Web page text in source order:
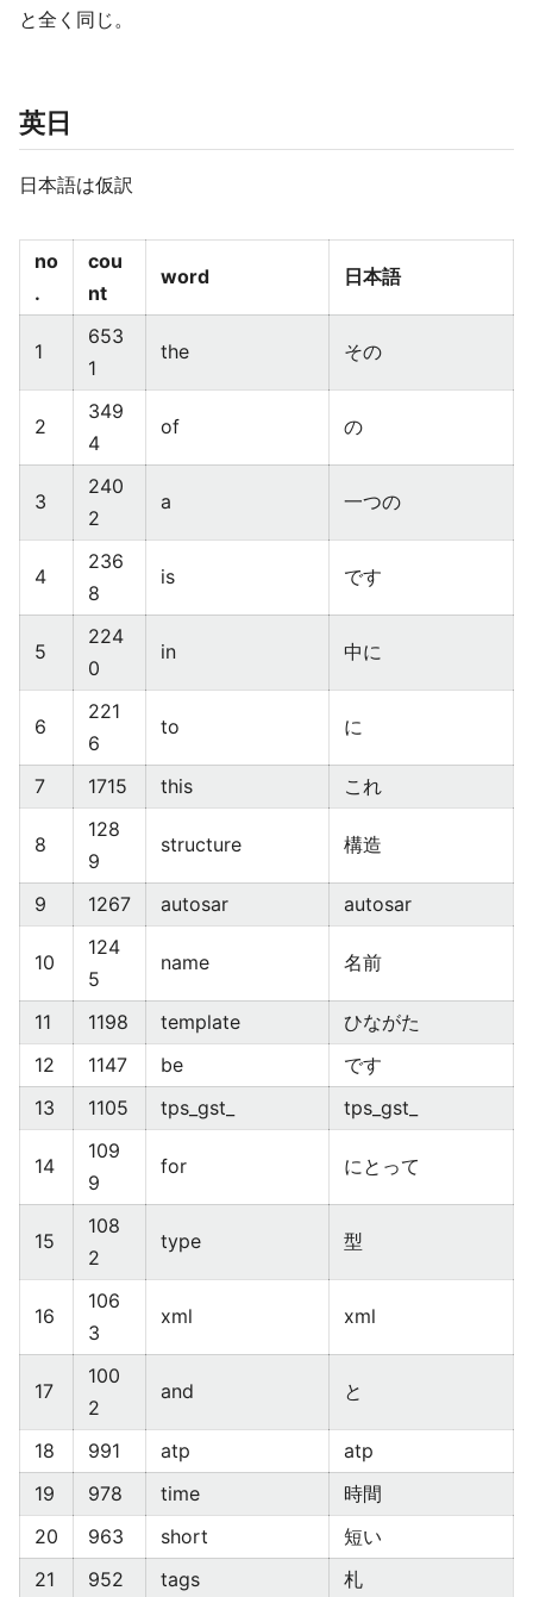
と全く同じ。
英日
日本語は仮訳
no
.
cou
nt
word 日本語
1
653
1
the その
2
349
4
of の
3
240
2
a 一つの
4
236
8
is です
5
224
0
in 中に
6
221
6
to に
7 1715 this これ
8
128
9
structure 構造
9 1267 autosar autosar
10
124
5
name 名前
11 1198 template
ひながた
12
1147 be
です
13
1105 tps_gst_ tps_gst_
14
109
9
for にとって
15
108
2
type 型
16
106
3
xml xml
17
100
2
and と
18 991 atp
atp
19
978 time
時間
20
963 short
短い
21
952 tags
札